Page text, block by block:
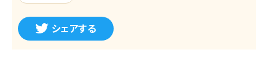
シェアする